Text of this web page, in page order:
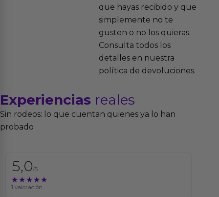
que hayas recibido y que
simplemente no te
gusten o no los quieras.
Consulta todos los
detalles en nuestra
política de devoluciones.
Experiencias reales
Sin rodeos: lo que cuentan quienes ya lo han
probado
5,0/5
★★★★★
★★★★★
1 valoración